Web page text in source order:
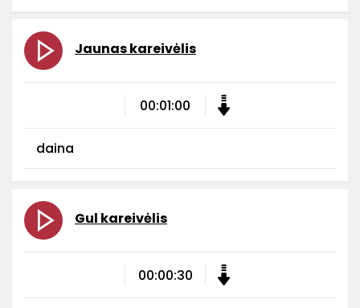
Jaunas kareivėlis
00:01:00
daina
Gul kareivėlis
00:00:30